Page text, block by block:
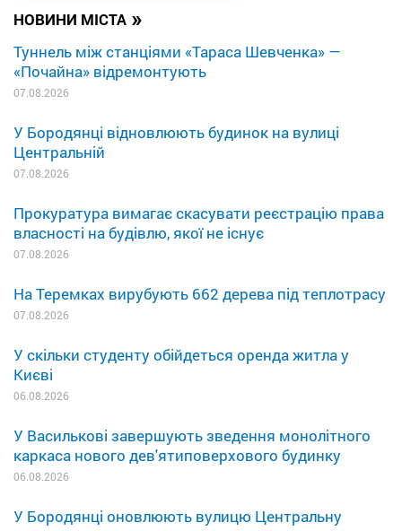
НОВИНИ МІСТА »
Туннель між станціями «Тараса Шевченка» —
«Почайна» відремонтують
07.08.2026
У Бородянці відновлюють будинок на вулиці
Центральній
07.08.2026
Прокуратура вимагає скасувати реєстрацію права
власності на будівлю, якої не існує
07.08.2026
На Теремках вирубують 662 дерева під теплотрасу
07.08.2026
У скільки студенту обійдеться оренда житла у
Києві
06.08.2026
У Василькові завершують зведення монолітного
каркаса нового дев'ятиповерхового будинку
06.08.2026
У Бородянці оновлюють вулицю Центральну